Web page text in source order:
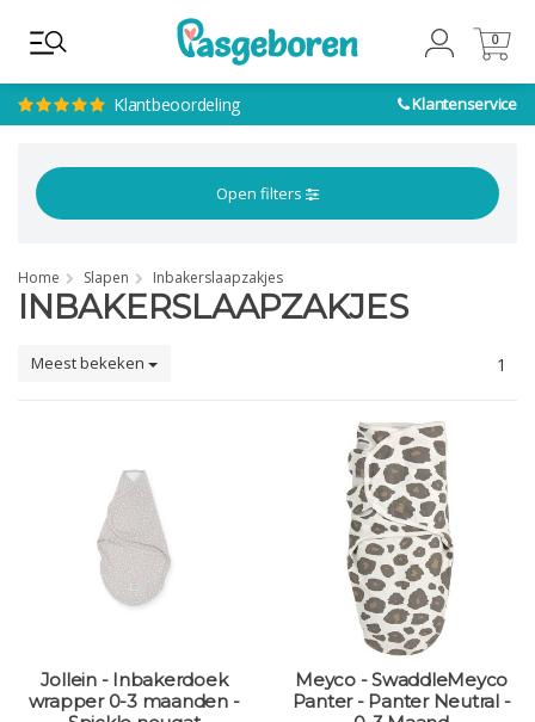
Klantbeoordeling Klantenservice
0
0
Open filters
Home Slapen Inbakerslaapzakjes
INBAKERSLAAPZAKJES
Meest bekeken 1
Jollein - Inbakerdoek
wrapper 0-3 maanden -
Meyco - SwaddleMeyco
Panter - Panter Neutral -